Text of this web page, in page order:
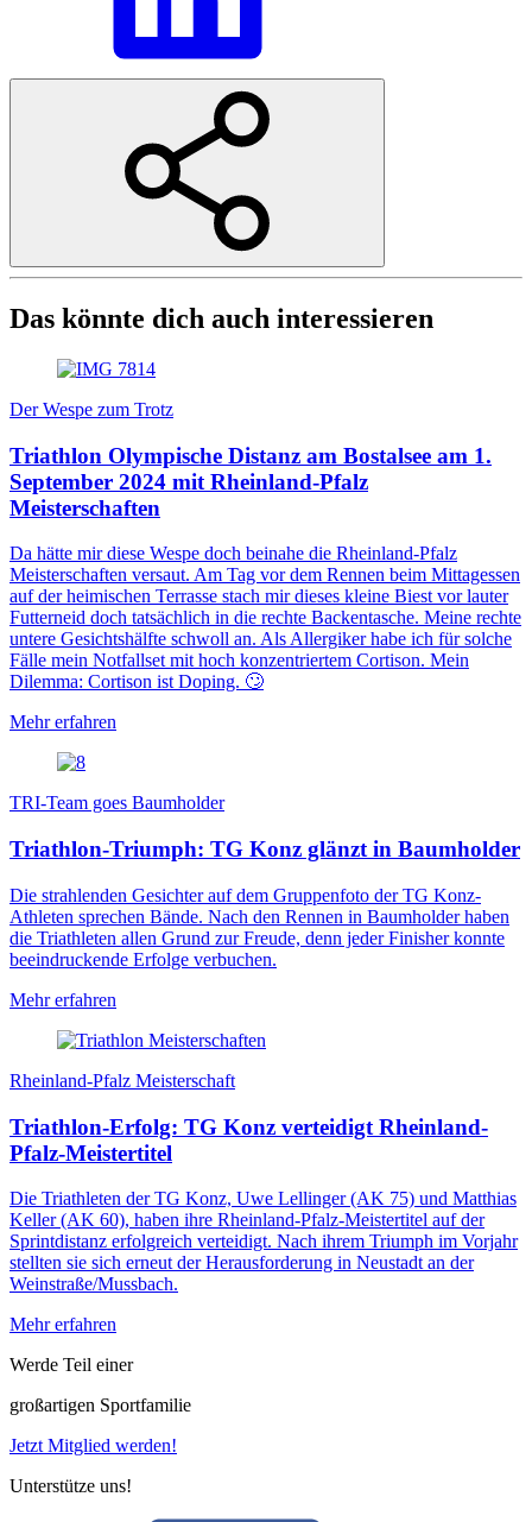
Das könnte dich auch interessieren
Der Wespe zum Trotz
Triathlon Olympische Distanz am Bostalsee am 1.
September 2024 mit Rheinland-Pfalz
Meisterschaften
Da hätte mir diese Wespe doch beinahe die Rheinland-Pfalz
Meisterschaften versaut. Am Tag vor dem Rennen beim Mittagessen
auf der heimischen Terrasse stach mir dieses kleine Biest vor lauter
Futterneid doch tatsächlich in die rechte Backentasche. Meine rechte
untere Gesichtshälfte schwoll an. Als Allergiker habe ich für solche
Fälle mein Notfallset mit hoch konzentriertem Cortison. Mein
Dilemma: Cortison ist Doping. 🙄
Mehr erfahren
TRI-Team goes Baumholder
Triathlon-Triumph: TG Konz glänzt in Baumholder
Die strahlenden Gesichter auf dem Gruppenfoto der TG Konz-
Athleten sprechen Bände. Nach den Rennen in Baumholder haben
die Triathleten allen Grund zur Freude, denn jeder Finisher konnte
beeindruckende Erfolge verbuchen.
Mehr erfahren
Rheinland-Pfalz Meisterschaft
Triathlon-Erfolg: TG Konz verteidigt Rheinland-
Pfalz-Meistertitel
Die Triathleten der TG Konz, Uwe Lellinger (AK 75) und Matthias
Keller (AK 60), haben ihre Rheinland-Pfalz-Meistertitel auf der
Sprintdistanz erfolgreich verteidigt. Nach ihrem Triumph im Vorjahr
stellten sie sich erneut der Herausforderung in Neustadt an der
Weinstraße/Mussbach.
Mehr erfahren
Werde Teil einer
großartigen Sportfamilie
Jetzt Mitglied werden!
Unterstütze uns!